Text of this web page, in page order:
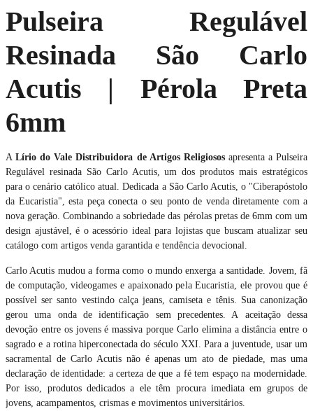
Pulseira Regulável
Resinada São Carlo
Acutis | Pérola Preta
6mm
ALírio do Vale Distribuidora de Artigos Religiososapresenta a Pulseira
Regulável resinada São Carlo Acutis, um dos produtos mais estratégicos
para o cenário católico atual. Dedicada a São Carlo Acutis, o "Ciberapóstolo
da Eucaristia", esta peça conecta o seu ponto de venda diretamente com a
nova geração. Combinando a sobriedade das pérolas pretas de 6mm com um
design ajustável, é o acessório ideal para lojistas que buscam atualizar seu
catálogo com artigos venda garantida e tendência devocional.
Carlo Acutis mudou a forma como o mundo enxerga a santidade. Jovem, fã
de computação, videogames e apaixonado pela Eucaristia, ele provou que é
possível ser santo vestindo calça jeans, camiseta e tênis. Sua canonização
gerou uma onda de identificação sem precedentes. A aceitação dessa
devoção entre os jovens é massiva porque Carlo elimina a distância entre o
sagrado e a rotina hiperconectada do século XXI. Para a juventude, usar um
sacramental de Carlo Acutis não é apenas um ato de piedade, mas uma
declaração de identidade: a certeza de que a fé tem espaço na modernidade.
Por isso, produtos dedicados a ele têm procura imediata em grupos de
jovens, acampamentos, crismas e movimentos universitários.